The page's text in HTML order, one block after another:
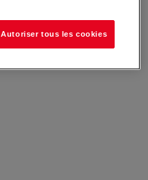
Autoriser tous les cookies